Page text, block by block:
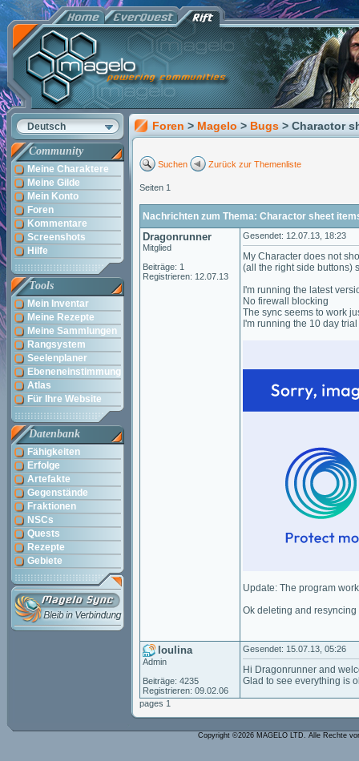
Deutsch
Community
Meine Charaktere
Meine Gilde
Mein Konto
Foren
Kommentare
Screenshots
Hilfe
Tools
Mein Inventar
Meine Rezepte
Meine Sammlungen
Rangsystem
Seelenplaner
Ebeneneinstimmung
Atlas
Für Ihre Website
Datenbank
Fähigkeiten
Erfolge
Artefakte
Gegenstände
Fraktionen
NSCs
Quests
Rezepte
Gebiete
Foren > Magelo > Bugs > Charactor
Suchen Zurück zur Themenliste
Seiten 1
Nachrichten zum Thema: Charactor sheet
Dragonrunner
Mitglied
Beiträge: 1
Registrieren: 12.07.13
Gesendet: 12.07.13, 18:23
My Character does not
(all the right side buttons)
I'm running the latest
No firewall blocking
The sync seems to work
I'm running the 10 day
Update: The program
Ok deleting and resyncing
loulina
Admin
Beiträge: 4235
Registrieren: 09.02.06
Gesendet: 15.07.13, 05:26
Hi Dragonrunner and
Glad to see everything is
pages 1
Copyright ©2026 MAGELO LTD. Alle Rechte